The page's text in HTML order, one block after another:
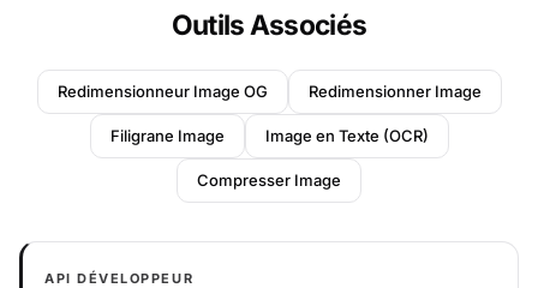
Outils Associés
Redimensionneur Image OG Redimensionner Image
Filigrane Image Image en Texte (OCR)
Compresser Image
API DÉVELOPPEUR